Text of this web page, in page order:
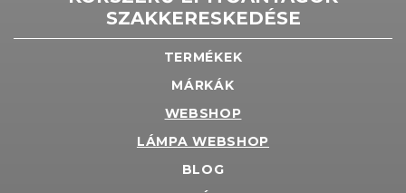
SZAKKERESKEDÉSE
TERMÉKEK
MÁRKÁK
WEBSHOP
LÁMPA WEBSHOP
BLOG